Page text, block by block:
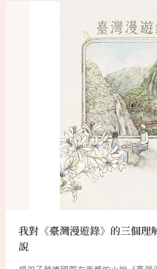
我對《臺灣漫遊錄》的三個理
說